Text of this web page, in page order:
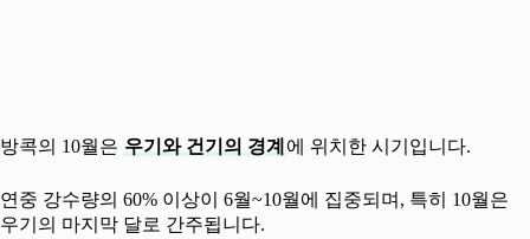
방콕의 10월은 우기와 건기의 경계 에 위치한 시기입니다.
연중 강수량의 60% 이상이 6월~10월에 집중되며, 특히 10월은
우기의 마지막 달로 간주됩니다.